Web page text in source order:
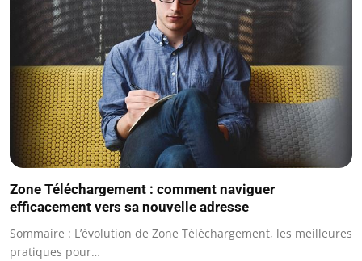
Zone Téléchargement : comment naviguer
efficacement vers sa nouvelle adresse
Sommaire : L’évolution de Zone Téléchargement, les meilleures
pratiques pour…